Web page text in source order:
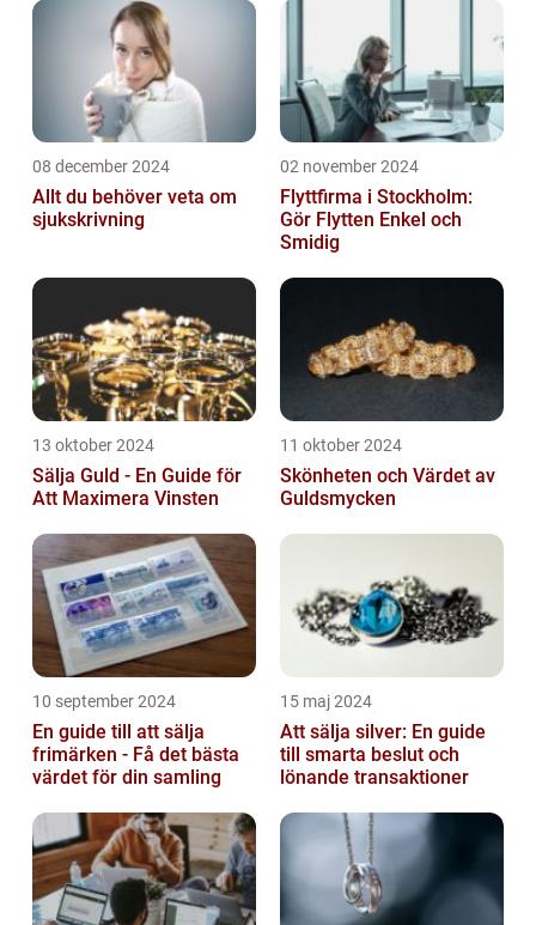
08 december 2024
Allt du behöver veta om
sjukskrivning
02 november 2024
Flyttfirma i Stockholm:
Gör Flytten Enkel och
Smidig
13 oktober 2024
Sälja Guld - En Guide för
Att Maximera Vinsten
11 oktober 2024
Skönheten och Värdet av
Guldsmycken
10 september 2024
En guide till att sälja
frimärken - Få det bästa
värdet för din samling
15 maj 2024
Att sälja silver: En guide
till smarta beslut och
lönande transaktioner